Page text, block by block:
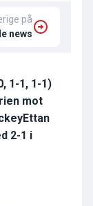
på
news
1-1, 1-1)
mot
2-1 i